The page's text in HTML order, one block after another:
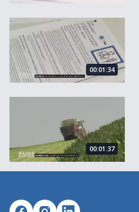
Certificat Covid à Fribourg
00:01:34
00:01:37